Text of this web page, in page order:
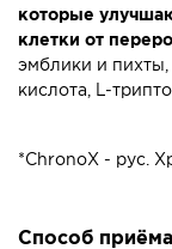
которые
клетки от
эмблики и пихты,
кислота, L-
*ChronoX - рус.
Способ приёма